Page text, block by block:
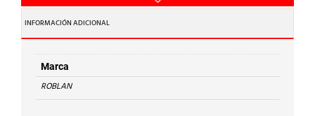
EMPAL.C/INT.516cm
4100K
800lm
7,5W
cantidad
INFORMACIÓN ADICIONAL
Marca
ROBLAN